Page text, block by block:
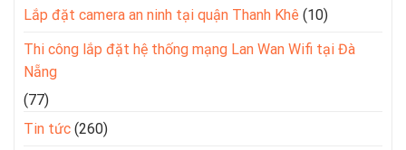
Lắp đặt camera an ninh tại quận Thanh Khê (10)
Thi công lắp đặt hệ thống mạng Lan Wan Wifi tại Đà
Nẵng
(77)
Tin tức (260)